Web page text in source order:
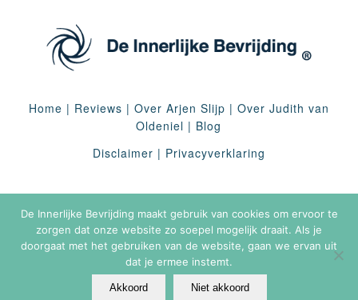
Home | Reviews | Over Arjen Slijp | Over Judith van
Oldeniel | Blog
Disclaimer | Privacyverklaring
De Innerlijke Bevrijding maakt gebruik van cookies om ervoor te
zorgen dat onze website zo soepel mogelijk draait. Als je
doorgaat met het gebruiken van de website, gaan we ervan uit
dat je ermee instemt.
Akkoord Niet akkoord